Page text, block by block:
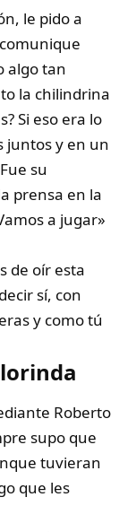
le pido a
algo tan
la chilindrina
Si eso era lo
juntos y en un
su
prensa en la
a jugar»
de oír esta
sí, con
y como tú
Roberto
supo que
tuvieran
que les